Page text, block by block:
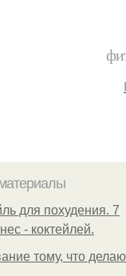
для похудения. 7
- коктейлей.
тому, что